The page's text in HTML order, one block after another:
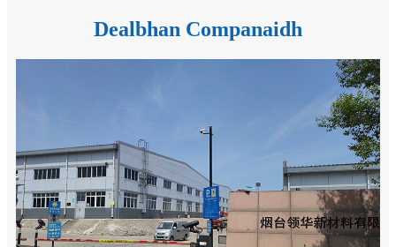
Dealbhan Companaidh